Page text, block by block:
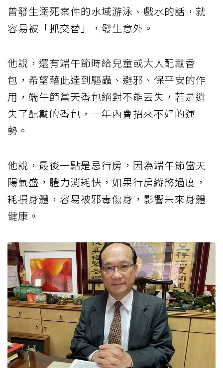
曾發生溺死案件的水域游泳、戲水的話，就
容易被「抓交替」，發生意外。
他說，還有端午節時給兒童或大人配戴香
包，希望藉此達到驅蟲、避邪、保平安的作
用，端午節當天香包絕對不能丟失，若是遺
失了配戴的香包，一年內會招來不好的運
勢。
他說，最後一點是忌行房，因為端午節當天
陽氣盛，體力消耗快，如果行房縱慾過度，
耗損身體，容易被邪毒傷身，影響未來身體
健康。